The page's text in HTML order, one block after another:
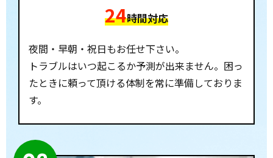
24時間対応
夜間・早朝・祝日もお任せ下さい。
トラブルはいつ起こるか予測が出来ません。困っ
たときに頼って頂ける体制を常に準備しておりま
す。